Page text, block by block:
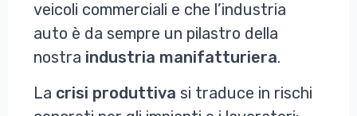
veicoli commerciali e che l’industria
auto è da sempre un pilastro della
nostra industria manifatturiera.
La crisi produttiva si traduce in rischi